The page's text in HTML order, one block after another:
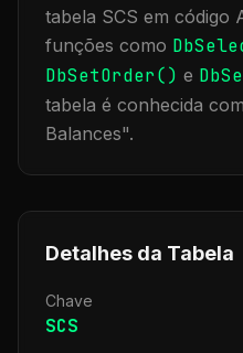
tabela SCS em código
funções como
DbSetOrder() e
tabela é conhecida
Balances".
Detalhes da Tabela
Chave
SCS